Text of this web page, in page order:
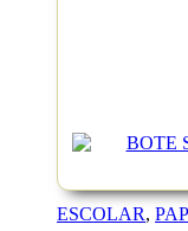
ESCOLAR,